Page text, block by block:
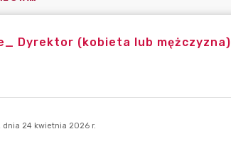
Dyrektor (kobieta lub mężczyzna)